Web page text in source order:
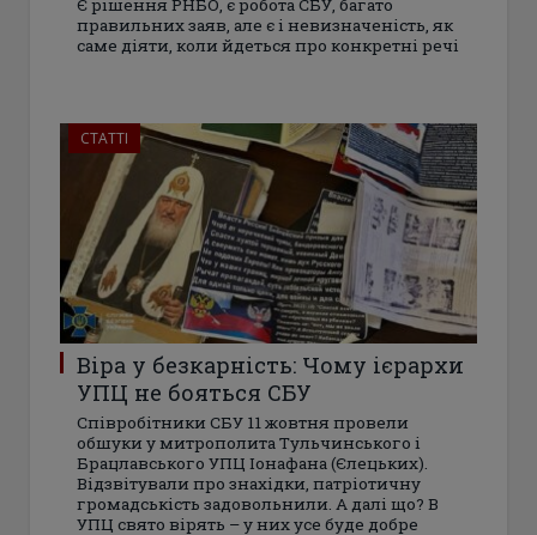
Є рішення РНБО, є робота СБУ, багато
правильних заяв, але є і невизначеність, як
саме діяти, коли йдеться про конкретні речі
СТАТТІ
Віра у безкарність: Чому ієрархи
УПЦ не бояться СБУ
Співробітники СБУ 11 жовтня провели
обшуки у митрополита Тульчинського і
Брацлавського УПЦ Іонафана (Єлецьких).
Відзвітували про знахідки, патріотичну
громадськість задовольнили. А далі що? В
УПЦ свято вірять – у них усе буде добре